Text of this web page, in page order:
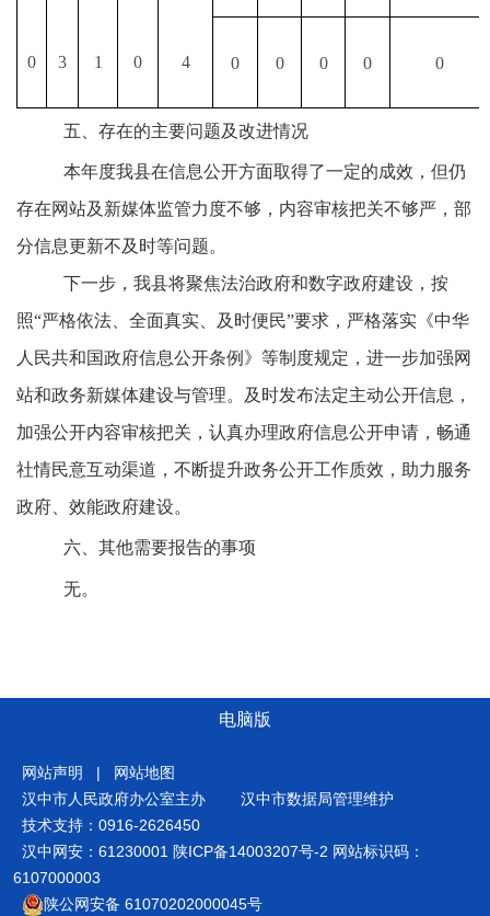
0 3 1 0 4 0 0 0 0 0
五、 存在的主要问题及改进情况
本年度我县在信息公开方面取得了一定的成效，但仍
存在网站及 新媒体监管力度不够 ，内容审核把关不够严， 部
分信息更新不及时等问题。
下一步，我县将聚焦法治政府和数字政府建设，按
照“严格依法、全面真实、及时便民”要求，严格落实《中华
人民共和国政府信息公开条例 》等制度规定，进一步加强网
站和政务新媒体建设与管理。及时发布法定主动公开信息，
加强公开内容审核把关，认真办理政府信息公开申请，畅通
社情民意互动渠道，不断提升政务公开工作质效，助力服务
政府、效能政府建设。
六、其他需要报告的事项
无。
电脑版
网站声明 |
网站地图
汉中市人民政府办公室主办
汉中市数据局管理维护
技术支持：0916-2626450
汉中网安：61230001 陕ICP备14003207号-2 网站标识码：
6107000003
陕公网安备 61070202000045号